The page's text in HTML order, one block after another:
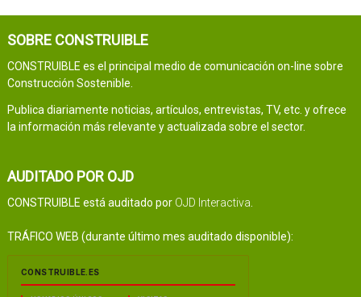
SOBRE CONSTRUIBLE
CONSTRUIBLE es el principal medio de comunicación on-line sobre
Construcción Sostenible.
Publica diariamente noticias, artículos, entrevistas, TV, etc. y ofrece
la información más relevante y actualizada sobre el sector.
AUDITADO POR OJD
CONSTRUIBLE está auditado por OJD Interactiva
TRÁFICO WEB (durante último mes auditado disponible):